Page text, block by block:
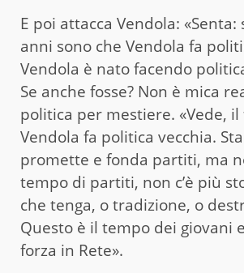
E poi attacca Vendola:
anni sono che Vendola fa
Vendola è nato facendo
Se anche fosse? Non è mica
politica per mestiere. «Vede,
Vendola fa politica vecchia.
promette e fonda partiti, ma
tempo di partiti, non c’è più
che tenga, o tradizione, o
Questo è il tempo dei giovani
forza in Rete».